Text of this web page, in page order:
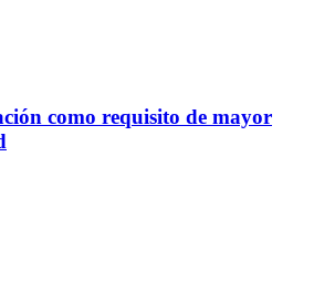
como requisito de mayor